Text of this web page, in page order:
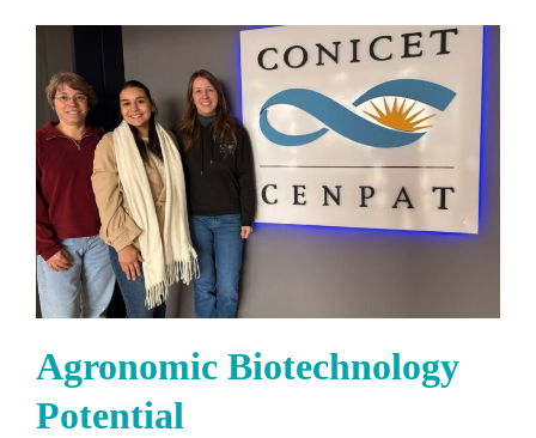
Agronomic Biotechnology
Potential